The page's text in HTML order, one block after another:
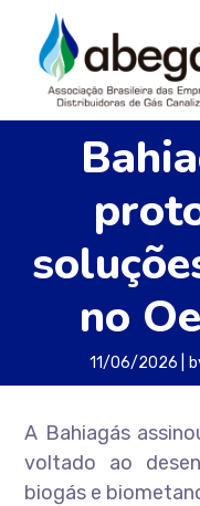
no
11/06/2026
A Bahiagás
voltado ao
biogás e